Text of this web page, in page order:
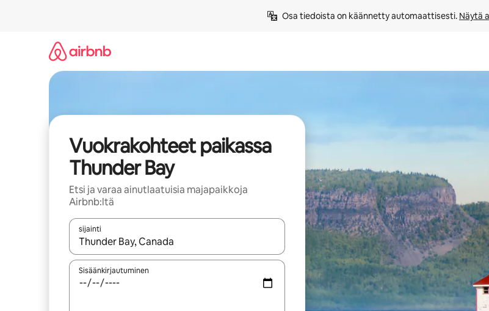
Osa tiedoista on käännetty automaattisesti. Näytä
Vuokrakohteet paikassa
Thunder Bay
Etsi ja varaa ainutlaatuisia majapaikkoja
Airbnb:ltä
sijainti
Kun tulokset ovat saatavilla, navigoi ylös- ja alas-nuolinäppäimillä tai tutustu koskettamalla tai
Sisäänkirjautuminen